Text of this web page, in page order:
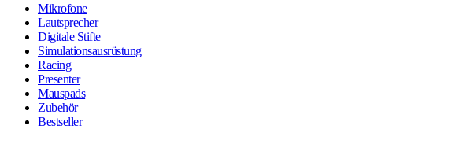
Mikrofone
Lautsprecher
Digitale Stifte
Simulationsausrüstung
Racing
Presenter
Mauspads
Zubehör
Bestseller